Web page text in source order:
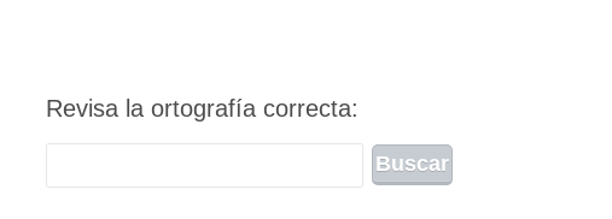
Revisa la ortografía correcta: